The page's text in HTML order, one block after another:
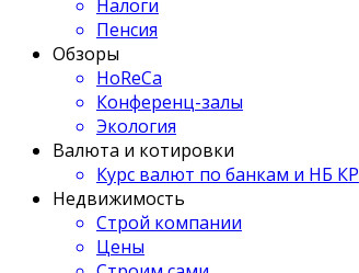
Налоги
Пенсия
Обзоры
HoReCa
Конференц-залы
Экология
Валюта и котировки
Курс валют по банкам и НБ КР
Недвижимость
Строй компании
Цены